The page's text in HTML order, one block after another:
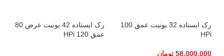
رک ایستاده 32 یونیت عمق 100
HPi
58,000,000 تومان
رک ایستاده 42 یونیت عرض 80
عمق 120 HPi